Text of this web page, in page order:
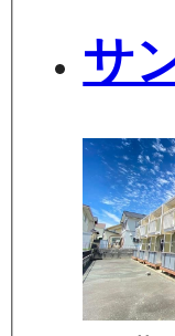
サ